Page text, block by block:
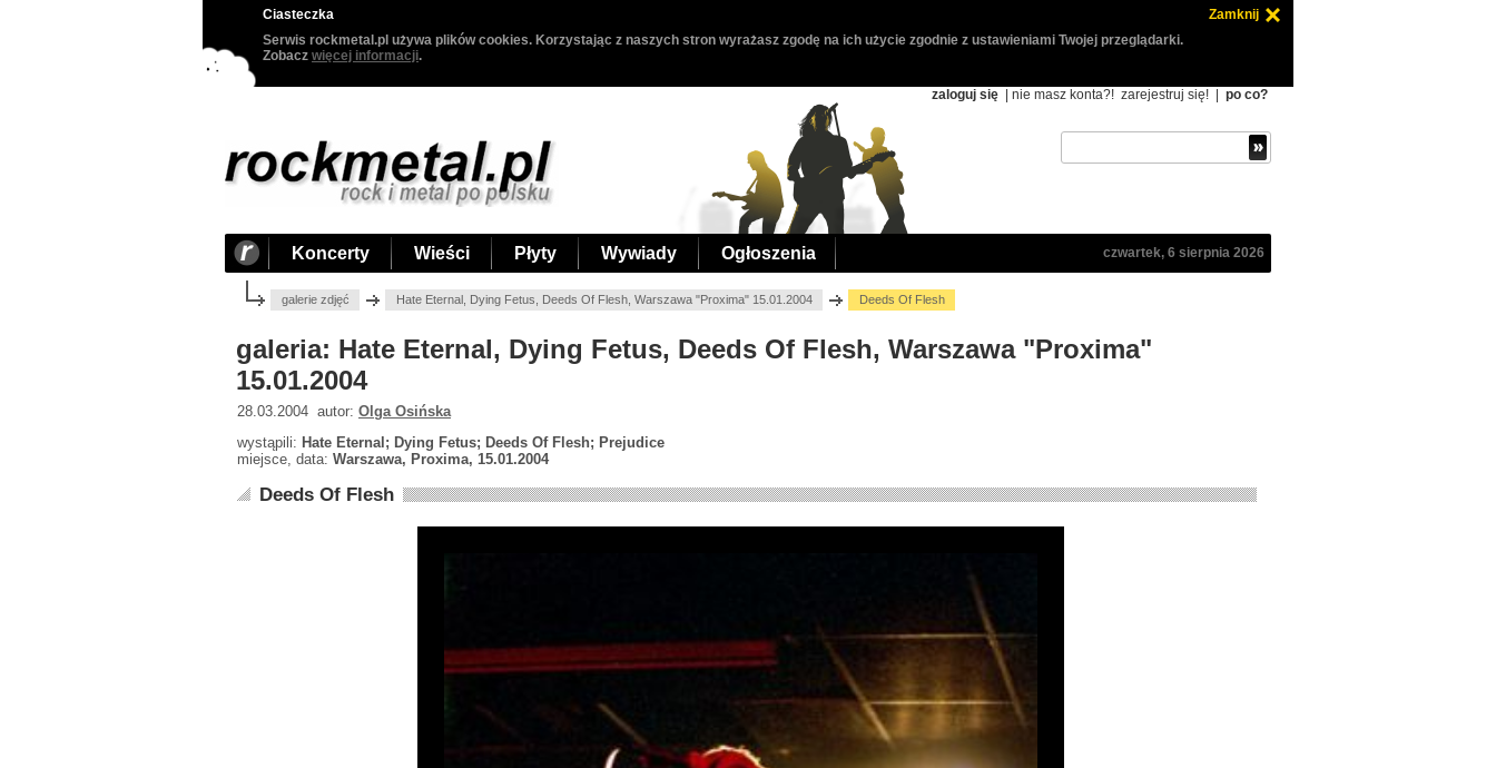
Ciasteczka
Zamknij
Serwis rockmetal.pl używa plików cookies. Korzystając z naszych stron wyrażasz zgodę na ich użycie zgodnie z ustawieniami Twojej przeglądarki.
Zobacz więcej informacji.
zaloguj się | nie masz konta?! zarejestruj się! po co?
Koncerty Wieści Płyty Wywiady Ogłoszenia czwartek, 6 sierpnia 2026
galerie zdjęć Hate Eternal, Dying Fetus, Deeds Of Flesh, Warszawa "Proxima" 15.01.2004 Deeds Of Flesh
galeria: Hate Eternal, Dying Fetus, Deeds Of Flesh, Warszawa "Proxima"
15.01.2004
28.03.2004 autor: Olga Osińska
wystąpili: Hate Eternal; Dying Fetus; Deeds Of Flesh; Prejudice
miejsce, data: Warszawa, Proxima, 15.01.2004
Deeds Of Flesh